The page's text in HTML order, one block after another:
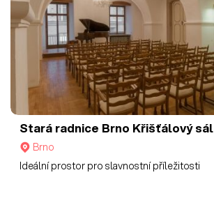
Stará radnice Brno Křišťálový sál
Brno
Ideální prostor pro slavnostní příležitosti